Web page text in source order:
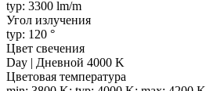
typ: 3300 lm/m
Угол излучения
typ: 120 °
Цвет свечения
Day | Дневной 4000 K
Цветовая температура